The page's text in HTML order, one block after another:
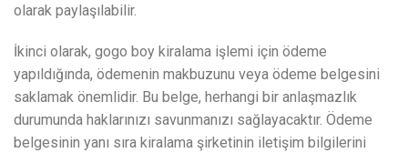
olarak paylaşılabilir.
İkinci olarak, gogo boy kiralama işlemi için ödeme
yapıldığında, ödemenin makbuzunu veya ödeme belgesini
saklamak önemlidir. Bu belge, herhangi bir anlaşmazlık
durumunda haklarınızı savunmanızı sağlayacaktır. Ödeme
belgesinin yanı sıra kiralama şirketinin iletişim bilgilerini